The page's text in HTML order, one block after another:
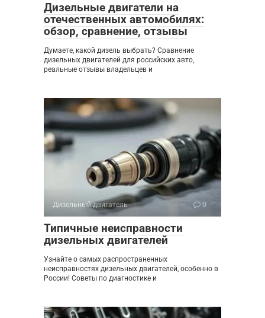
Дизельные двигатели на
отечественных автомобилях:
обзор, сравнение, отзывы
Думаете, какой дизель выбрать? Сравнение
дизельных двигателей для российских авто,
реальные отзывы владельцев и
Дизельный двигатель 0
Типичные неисправности
дизельных двигателей
Узнайте о самых распространенных
неисправностях дизельных двигателей, особенно в
России! Советы по диагностике и